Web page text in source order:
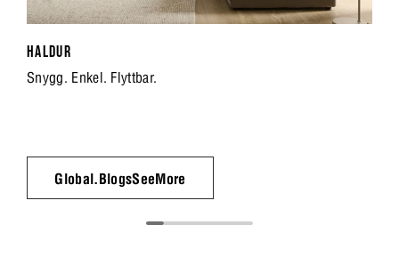
HALDUR
Snygg. Enkel. Flyttbar.
Global.BlogsSeeMore